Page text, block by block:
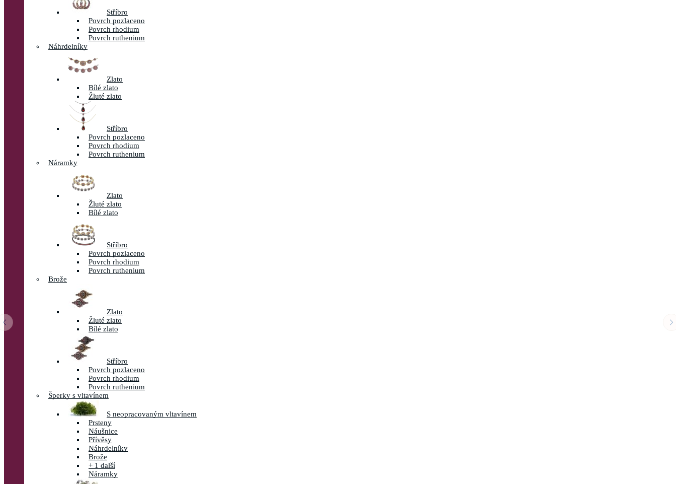
Stříbro
Povrch pozlaceno
Povrch rhodium
Povrch ruthenium
Náhrdelníky
Zlato
Bílé zlato
Žluté zlato
Stříbro
Povrch pozlaceno
Povrch rhodium
Povrch ruthenium
Náramky
Zlato
Žluté zlato
Bílé zlato
Stříbro
Povrch pozlaceno
Povrch rhodium
Povrch ruthenium
Brože
Zlato
Žluté zlato
Bílé zlato
Stříbro
Povrch pozlaceno
Povrch rhodium
Povrch ruthenium
Šperky s vltavínem
S neopracovaným vltavínem
Prsteny
Náušnice
Přívěsy
Náhrdelníky
Brože
+ 1 další
Náramky